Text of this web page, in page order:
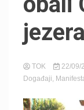
jezera
TOK 22/09/
Događaji,